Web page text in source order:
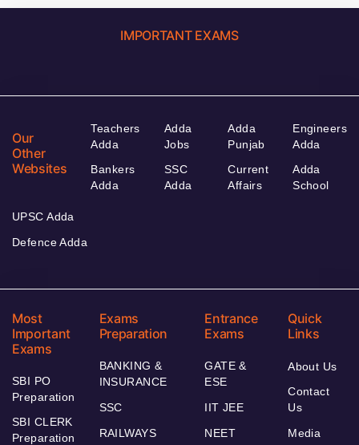
IMPORTANT EXAMS
Our
Other
Websites
Teachers
Adda
Bankers
Adda
Adda
Jobs
SSC
Adda
Adda
Punjab
Current
Affairs
Engineers
Adda
Adda
School
UPSC Adda
Defence Adda
Most
Important
Exams
SBI PO
Preparation
SBI CLERK
Preparation
Exams
Preparation
BANKING &
INSURANCE
SSC
RAILWAYS
Entrance
Exams
GATE &
ESE
IIT JEE
NEET
Quick
Links
About Us
Contact
Us
Media